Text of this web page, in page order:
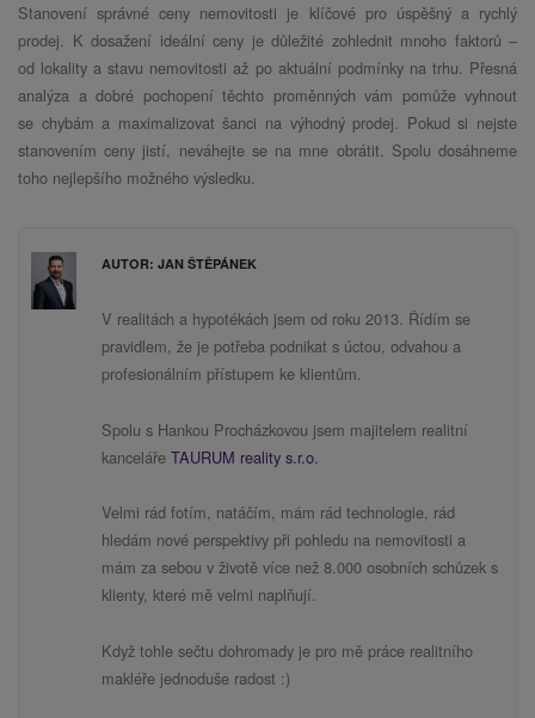
Stanovení správné ceny nemovitosti je klíčové pro úspěšný a rychlý
prodej. K dosažení ideální ceny je důležité zohlednit mnoho faktorů –
od lokality a stavu nemovitosti až po aktuální podmínky na trhu. Přesná
analýza a dobré pochopení těchto proměnných vám pomůže vyhnout
se chybám a maximalizovat šanci na výhodný prodej. Pokud si nejste
stanovením ceny jistí, neváhejte se na mne obrátit. Spolu dosáhneme
toho nejlepšího možného výsledku.
AUTOR: JAN ŠTĚPÁNEK
V realitách a hypotékách jsem od roku 2013. Řídím se
pravidlem, že je potřeba podnikat s úctou, odvahou a
profesionálním přístupem ke klientům.
Spolu s Hankou Procházkovou jsem majitelem realitní
kancelářeTAURUM reality s.r.o.
Velmi rád fotím, natáčím, mám rád technologie, rád
hledám nové perspektivy při pohledu na nemovitosti a
mám za sebou v životě více než 8.000 osobních schůzek s
klienty, které mě velmi naplňují.
Když tohle sečtu dohromady je pro mě práce realitního
makléře jednoduše radost :)